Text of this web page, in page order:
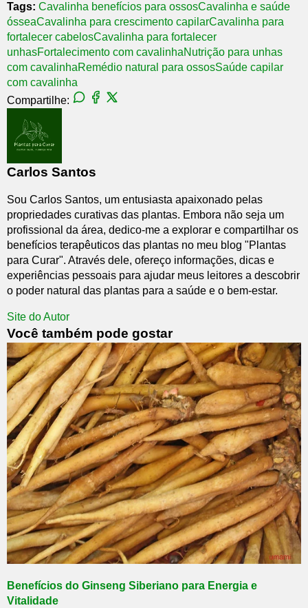
Tags: Cavalinha benefícios para ossosCavalinha e saúde
ósseaCavalinha para crescimento capilarCavalinha para
fortalecer cabelosCavalinha para fortalecer
unhasFortalecimento com cavalinhaNutrição para unhas
com cavalinhaRemédio natural para ossosSaúde capilar
com cavalinha
Compartilhe:
Carlos Santos
Sou Carlos Santos, um entusiasta apaixonado pelas
propriedades curativas das plantas. Embora não seja um
profissional da área, dedico-me a explorar e compartilhar os
benefícios terapêuticos das plantas no meu blog "Plantas
para Curar". Através dele, ofereço informações, dicas e
experiências pessoais para ajudar meus leitores a descobrir
o poder natural das plantas para a saúde e o bem-estar.
Site do Autor
Você também pode gostar
Benefícios do Ginseng Siberiano para Energia e
Vitalidade